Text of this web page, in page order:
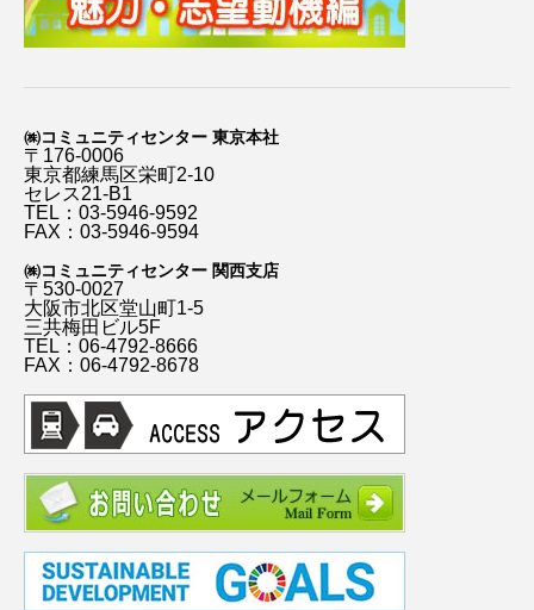
㈱コミュニティセンター 東京本社
〒176-0006
東京都練馬区栄町2-10
セレス21-B1
TEL：03-5946-9592
FAX：03-5946-9594
㈱コミュニティセンター 関西支店
〒530-0027
大阪市北区堂山町1-5
三共梅田ビル5F
TEL：06-4792-8666
FAX：06-4792-8678